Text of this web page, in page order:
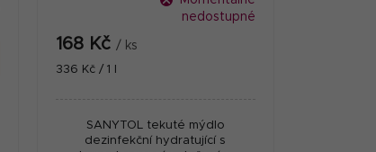
nedostupné
168 Kč / ks
Měrná
336 Kč / 1 l
SANYTOL tekuté mýdlo
dezinfekční hydratující s